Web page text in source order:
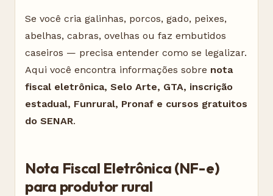
Se você cria galinhas, porcos, gado, peixes,
abelhas, cabras, ovelhas ou faz embutidos
caseiros — precisa entender como se legalizar.
Aqui você encontra informações sobre nota
fiscal eletrônica, Selo Arte, GTA, inscrição
estadual, Funrural, Pronaf e cursos gratuitos
do SENAR.
Nota Fiscal Eletrônica (NF-e)
para produtor rural